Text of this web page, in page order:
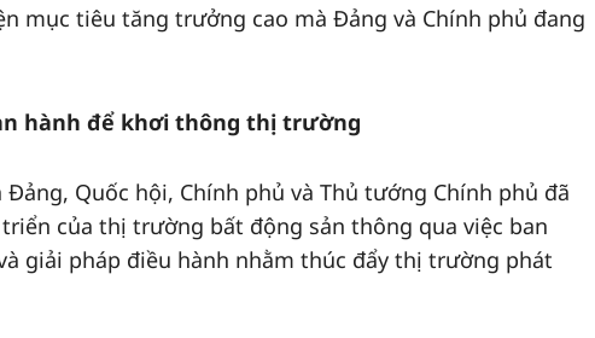
mục tiêu tăng trưởng cao mà Đảng và Chính phủ đang
hành để khơi thông thị trường
Quốc hội, Chính phủ và Thủ tướng Chính phủ đã
của thị trường bất động sản thông qua việc ban
giải pháp điều hành nhằm thúc đẩy thị trường phát